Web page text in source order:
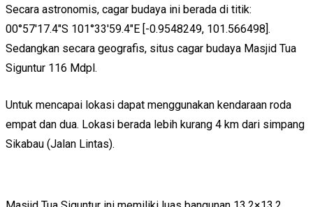
Secara astronomis, cagar budaya ini berada di titik:
00°57′17.4″S 101°33′59.4″E [-0.9548249, 101.566498].
Sedangkan secara geografis, situs cagar budaya Masjid Tua
Siguntur 116 Mdpl.
Untuk mencapai lokasi dapat menggunakan kendaraan roda
empat dan dua. Lokasi berada lebih kurang 4 km dari simpang
Sikabau (Jalan Lintas).